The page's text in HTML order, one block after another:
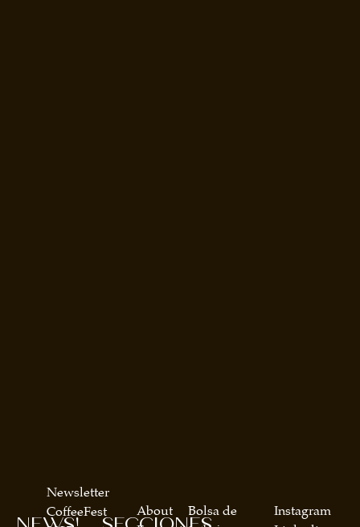
About
Bolsa de
Newsletter
CoffeeFest
Instagram